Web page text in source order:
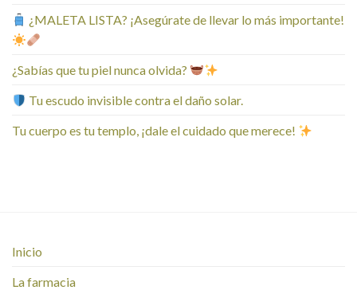
¿MALETA LISTA? ¡Asegúrate de llevar lo más importante!
¿Sabías que tu piel nunca olvida?
Tu escudo invisible contra el daño solar.
Tu cuerpo es tu templo, ¡dale el cuidado que merece!
Inicio
La farmacia